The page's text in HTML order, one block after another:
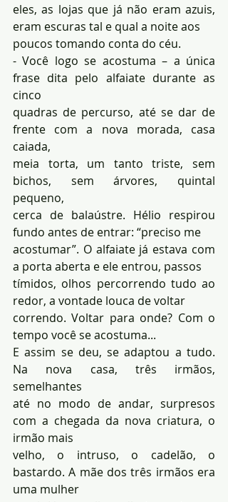
eles, as lojas que já não eram azuis,
eram escuras tal e qual a noite aos
poucos tomando conta do céu.
- Você logo se acostuma – a única
frase dita pelo alfaiate durante as
cinco
quadras de percurso, até se dar de
frente com a nova morada, casa
caiada,
meia torta, um tanto triste, sem
bichos, sem árvores, quintal
pequeno,
cerca de balaústre. Hélio respirou
fundo antes de entrar: “preciso me
acostumar”. O alfaiate já estava com
a porta aberta e ele entrou, passos
tímidos, olhos percorrendo tudo ao
redor, a vontade louca de voltar
correndo. Voltar para onde? Com o
tempo você se acostuma...
E assim se deu, se adaptou a tudo.
Na nova casa, três irmãos,
semelhantes
até no modo de andar, surpresos
com a chegada da nova criatura, o
irmão mais
velho, o intruso, o cadelão, o
bastardo. A mãe dos três irmãos era
uma mulher